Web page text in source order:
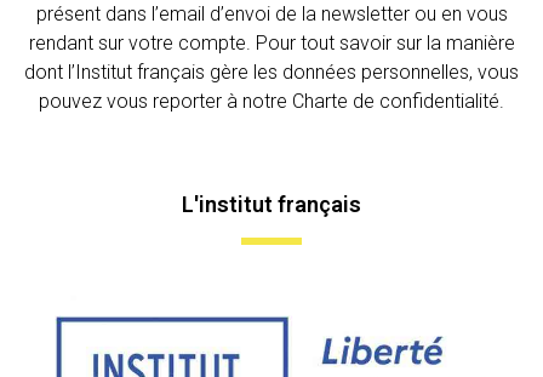
présent dans l’email d’envoi de la newsletter ou en vous
rendant sur votre compte. Pour tout savoir sur la manière
dont l’Institut français gère les données personnelles, vous
pouvez vous reporter à notre Charte de confidentialité.
L'institut français